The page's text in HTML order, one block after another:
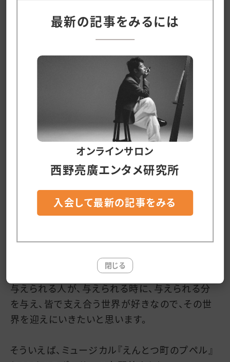
「スポンサーさんのおかげで作品のクオリティー
を上げることができるから(お客さんの満足度を
上げることができるから)」
「スポンサー・VIPに感謝する文化(コミュニティ
ー)を作った方が、スポンサー・VIPを集めやすくな
ーテイメントを届けることができるから」
下心満載ですが、これは正しい下心だと思ってい
与えられる人が、与えられる時に、与えられる分
を与え、皆で支え合う世界が好きなので、その世
界を迎えにいきたいと思います。
そういえば、ミュージカル『えんとつ町のプペル』
最新の記事をみるには
オンラインサロン
西野亮廣エンタメ研究所
入会して最新の記事をみる
閉じる